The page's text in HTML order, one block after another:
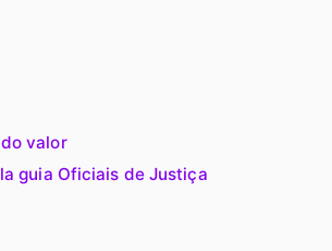
valor
guia Oficiais de Justiça